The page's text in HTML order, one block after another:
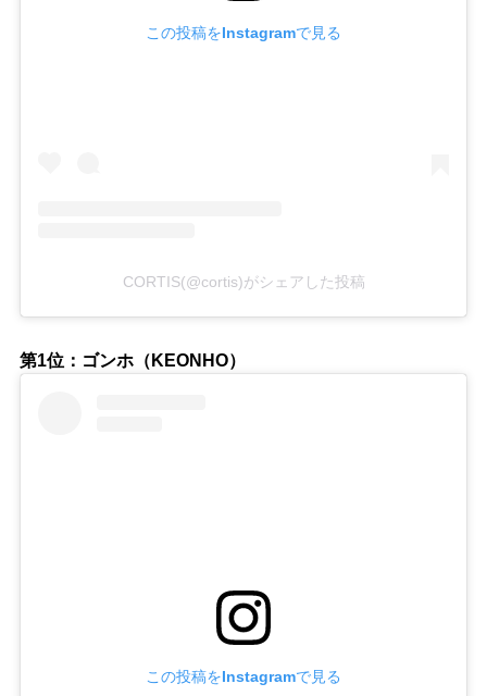
この投稿をInstagramで見る
CORTIS(@cortis)がシェアした投稿
第1位：ゴンホ（KEONHO）
この投稿をInstagramで見る